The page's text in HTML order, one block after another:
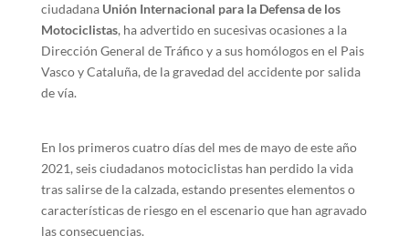
ciudadana Unión Internacional para la Defensa de los
Motociclistas, ha advertido en sucesivas ocasiones a la
Dirección General de Tráfico y a sus homólogos en el Pais
Vasco y Cataluña, de la gravedad del accidente por salida
de vía.
En los primeros cuatro días del mes de mayo de este año
2021, seis ciudadanos motociclistas han perdido la vida
tras salirse de la calzada, estando presentes elementos o
características de riesgo en el escenario que han agravado
las consecuencias.